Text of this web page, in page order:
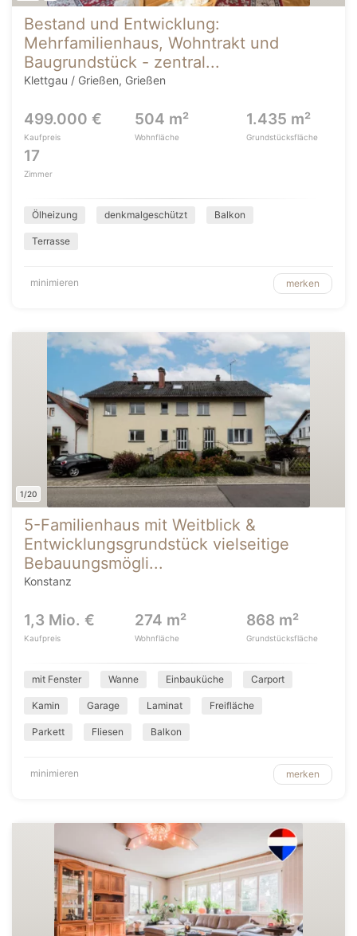
Bestand und Entwicklung:
Mehrfamilienhaus, Wohntrakt und
Baugrundstück - zentral...
Klettgau / Grießen, Grießen
499.000 €
Kaufpreis
504 m²
Wohnfläche
1.435 m²
Grundstücksfläche
17
Zimmer
Ölheizung denkmalgeschützt Balkon
Terrasse
minimieren merken
1/20
5-Familienhaus mit Weitblick &
Entwicklungsgrundstück vielseitige
Bebauungsmögli...
Konstanz
1,3 Mio. €
Kaufpreis
274 m²
Wohnfläche
868 m²
Grundstücksfläche
mit Fenster Wanne Einbauküche Carport
Kamin Garage Laminat Freifläche
Parkett Fliesen Balkon
minimieren merken